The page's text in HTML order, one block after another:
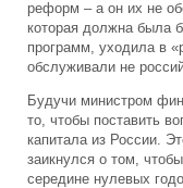
реформ – а он их не
которая должна была
программ, уходила в
обслуживали не
Будучи министром
то, чтобы поставить
капитала из России.
заикнулся о том,
середине нулевых